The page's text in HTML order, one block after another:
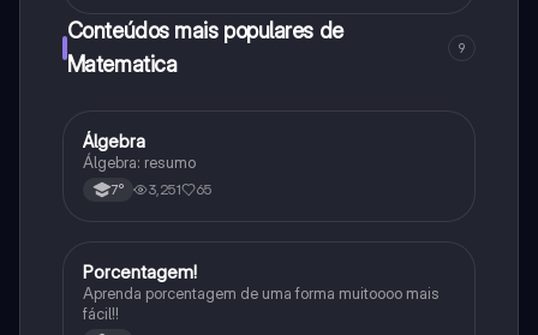
Conteúdos mais populares de
Matematica
9
Matematica
Álgebra
Álgebra: resumo
7° 3,251 65
Matematica
Porcentagem!
Aprenda porcentagem de uma forma muitoooo mais
fácil!!